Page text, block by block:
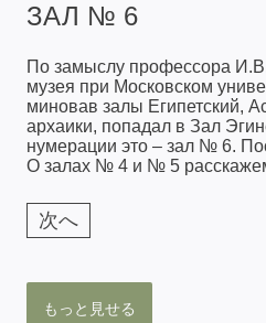
ЗАЛ № 6
По замыслу профессора
музея при Московском
миновав залы Египетский,
архаики, попадал в Зал
нумерации это – зал № 6.
О залах № 4 и № 5
次へ
もっと見せる